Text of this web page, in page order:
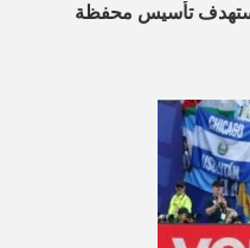
تستهدف تأسيس محفظة